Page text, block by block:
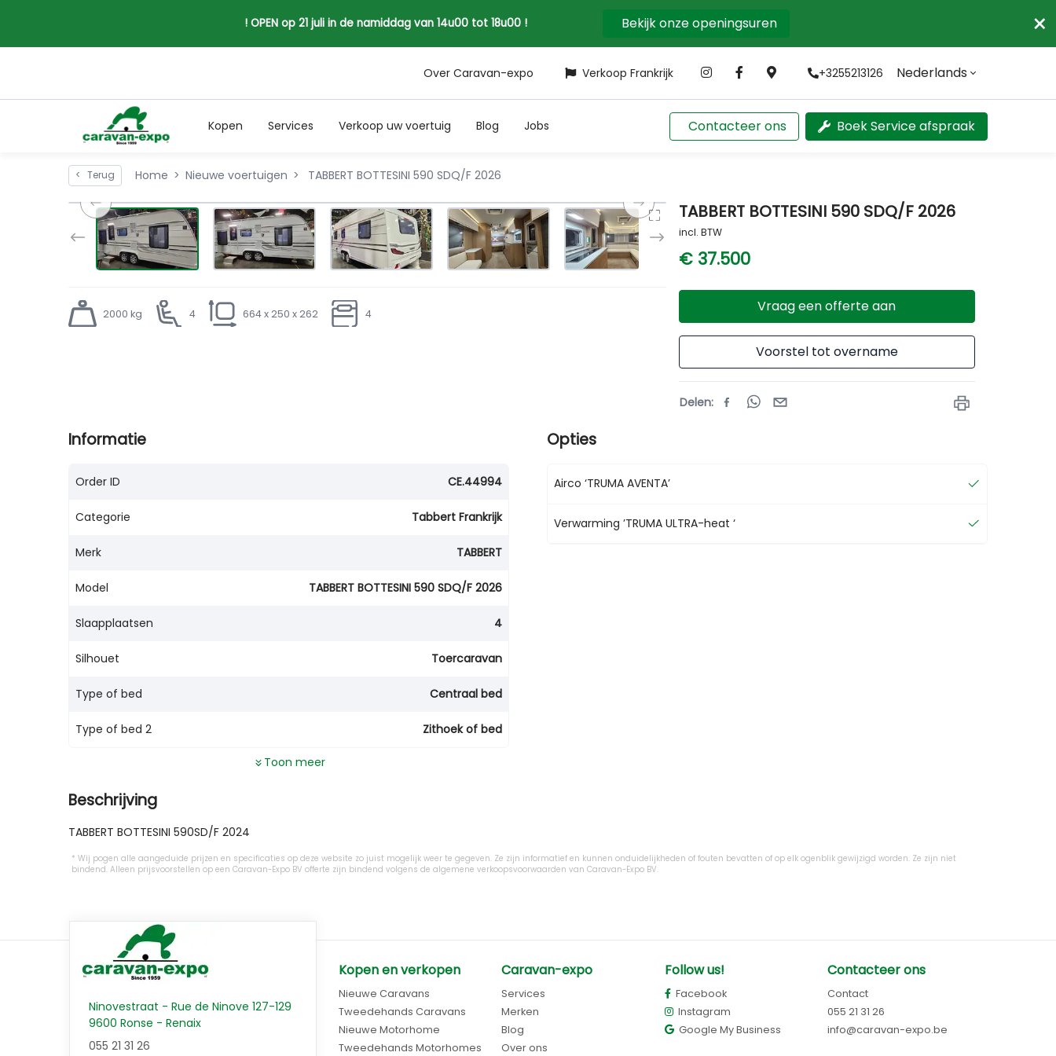
! OPEN op 21 juli in de namiddag van 14u00 tot 18u00 ! Bekijk onze openingsuren ×
Over Caravan-expo Verkoop Frankrijk +3255213126 Nederlands
Kopen Services Verkoop uw voertuig Blog Jobs Contacteer ons Boek Service afspraak
< Terug Home Nieuwe voertuigen TABBERT BOTTESINI 590 SDQ/F 2026
2000 kg 4 664 x 250 x 262 4
TABBERT BOTTESINI 590 SDQ/F 2026
incl. BTW
€ 37.500
Vraag een offerte aan
Voorstel tot overname
Delen:
Informatie
Order ID CE.44994
Categorie Tabbert Frankrijk
Merk TABBERT
Model TABBERT BOTTESINI 590 SDQ/F 2026
Slaapplaatsen 4
Silhouet Toercaravan
Type of bed Centraal bed
Type of bed 2 Zithoek of bed
Toon meer
Opties
Airco ‘TRUMA AVENTA’
Verwarming ’TRUMA ULTRA-heat ‘
Beschrijving
TABBERT BOTTESINI 590SD/F 2024
Wij pogen alle aangeduide prijzen en specificaties op deze website zo juist mogelijk weer te gegeven. Ze zijn informatief en kunnen onduidelijkheden of fouten bevatten of op elk ogenblik gewijzigd worden. Ze zijn niet
bindend. Alleen prijsvoorstellen op een Caravan-Expo BV offerte zijn bindend volgens de algemene verkoopsvoorwaarden van Caravan-Expo BV.
Ninovestraat - Rue de Ninove 127-129
9600 Ronse - Renaix
055 21 31 26
Kopen en verkopen
Nieuwe Caravans
Tweedehands Caravans
Nieuwe Motorhome
Tweedehands Motorhomes
Caravan-expo
Services
Merken
Blog
Over ons
Follow us!
Facebook
Instagram
Google My Business
Contacteer ons
Contact
055 21 31 26
info@caravan-expo.be